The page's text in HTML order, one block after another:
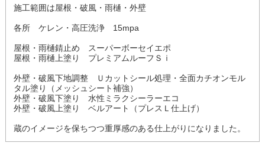
施工範囲は屋根・破風・雨樋・外壁
各所 ケレン・高圧洗浄 15mpa
屋根・雨樋錆止め スーパーボーセイエポ
屋根・雨樋上塗り プレミアムルーフＳｉ
外壁・破風下地調整 Ｕカットシール処理・全面カチオンモル
タル塗り（メッシュシート補強）
外壁・破風下塗り 水性ミラクシーラーエコ
外壁・破風上塗り ベルアート（プレスＬ仕上げ）
蔵のイメージを保ちつつ重厚感のある仕上がりになりました。